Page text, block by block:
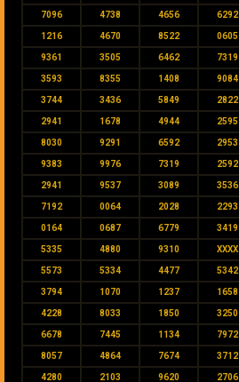
7096 4738 4656 6292
1216 4670 8522 0605
9361 3505 6462 7319
3593 8355 1408 9084
3744 3436 5849 2822
2941 1678 4944 2595
8030 9291 6592 2953
9383 9976 7319 2592
2941 9537 3089 3536
7192 0064 2028 2293
0164 0687 6779 3419
5335 4880 9310 XXXX
5573 5334 4477 5342
3794 1070 1237 1658
4228 8033 1850 3250
6678 7445 1134 7972
8057 4864 7674 3712
4280 2103 9620 2706